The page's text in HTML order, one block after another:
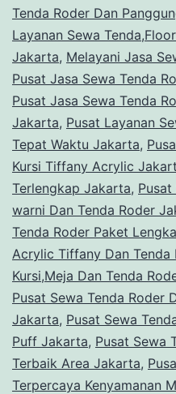
Tenda Roder Dan
Layanan Sewa
Jakarta, Melayani Jasa
Pusat Jasa Sewa Tenda
Pusat Jasa Sewa Tenda
Jakarta, Pusat Layanan
Tepat Waktu Jakarta,
Kursi Tiffany Acrylic
Terlengkap Jakarta,
warni Dan Tenda Roder
Tenda Roder Paket
Acrylic Tiffany Dan Tenda
Kursi,Meja Dan Tenda
Pusat Sewa Tenda Roder
Jakarta, Pusat Sewa
Puff Jakarta, Pusat Sewa
Terbaik Area Jakarta,
Terpercaya Kenyamanan